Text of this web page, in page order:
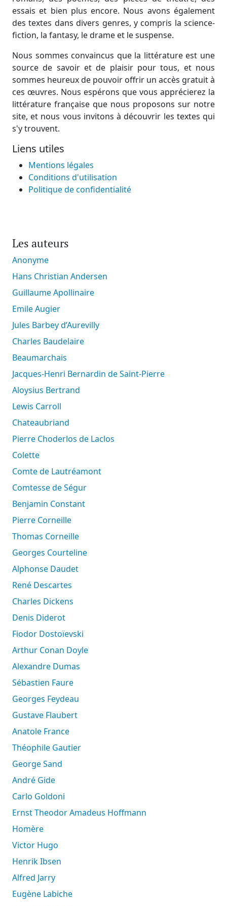
essais et bien plus encore. Nous avons également
des textes dans divers genres, y compris la science-
fiction, la fantasy, le drame et le suspense.
Nous sommes convaincus que la littérature est une
source de savoir et de plaisir pour tous, et nous
sommes heureux de pouvoir offrir un accès gratuit à
ces œuvres. Nous espérons que vous apprécierez la
littérature française que nous proposons sur notre
site, et nous vous invitons à découvrir les textes qui
s'y trouvent.
Liens utiles
Mentions légales
Conditions d'utilisation
Politique de confidentialité
Les auteurs
Anonyme
Hans Christian Andersen
Guillaume Apollinaire
Emile Augier
Jules Barbey d’Aurevilly
Charles Baudelaire
Beaumarchais
Jacques-Henri Bernardin de Saint-Pierre
Aloysius Bertrand
Lewis Carroll
Chateaubriand
Pierre Choderlos de Laclos
Colette
Comte de Lautréamont
Comtesse de Ségur
Benjamin Constant
Pierre Corneille
Thomas Corneille
Georges Courteline
Alphonse Daudet
René Descartes
Charles Dickens
Denis Diderot
Fiodor Dostoïevski
Arthur Conan Doyle
Alexandre Dumas
Sébastien Faure
Georges Feydeau
Gustave Flaubert
Anatole France
Théophile Gautier
George Sand
André Gide
Carlo Goldoni
Ernst Theodor Amadeus Hoffmann
Homère
Victor Hugo
Henrik Ibsen
Alfred Jarry
Eugène Labiche